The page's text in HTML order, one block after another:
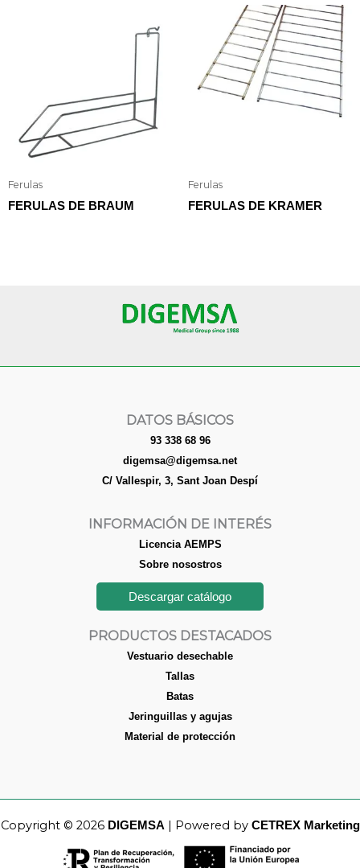
Ferulas
FERULAS DE BRAUM
Ferulas
FERULAS DE KRAMER
DATOS BÁSICOS
93 338 68 96
digemsa@digemsa.net
C/ Vallespir, 3, Sant Joan Despí
INFORMACIÓN DE INTERÉS
Licencia AEMPS
Sobre nosostros
Descargar catálogo
PRODUCTOS DESTACADOS
Vestuario desechable
Tallas
Batas
Jeringuillas y agujas
Material de protección
Copyright © 2026 DIGEMSA| Powered by CETREX Marketing